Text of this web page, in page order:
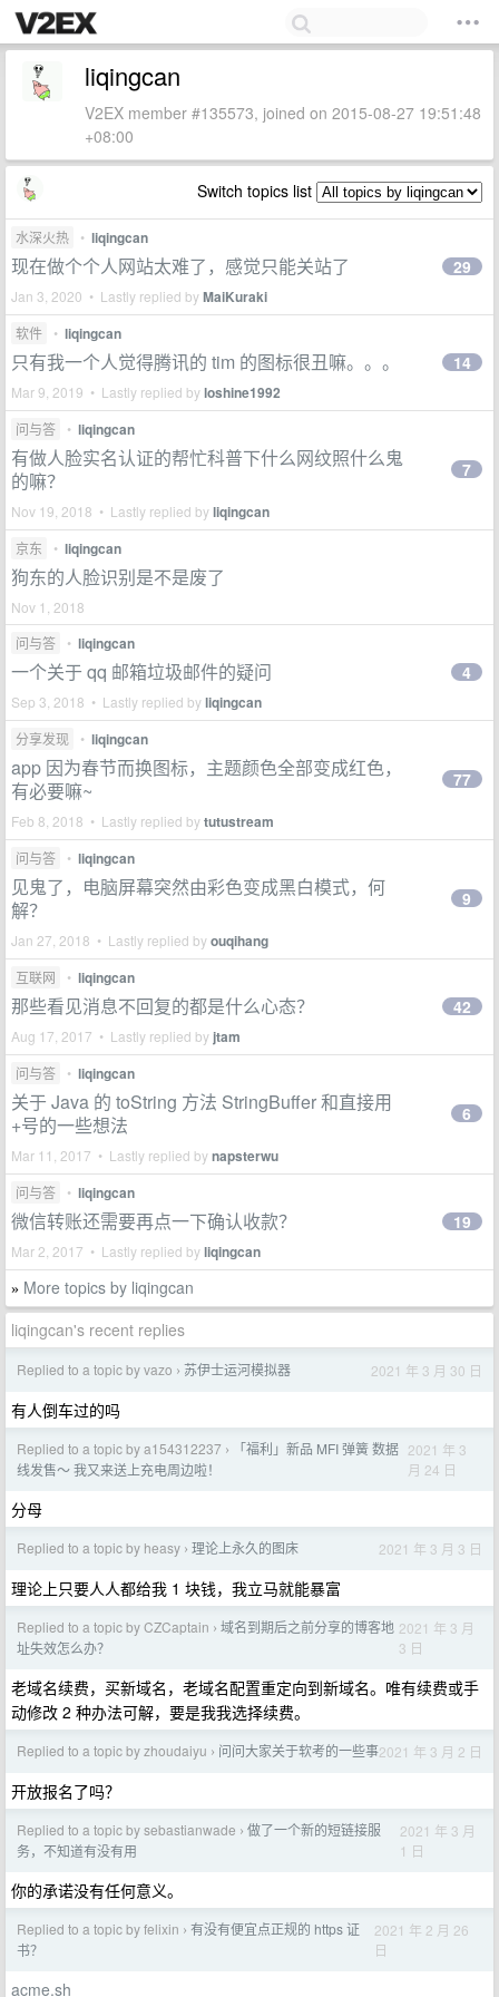
liqingcan
V2EX member #135573, joined on 2015-08-27 19:51:48
+08:00
Switch topics list
水深火热 • liqingcan
现在做个个人网站太难了，感觉只能关站了
Jan 3, 2020 • Lastly replied byMaiKuraki
29
软件 • liqingcan
只有我一个人觉得腾讯的 tim 的图标很丑嘛。。。
Mar 9, 2019 • Lastly replied byloshine1992
14
问与答 • liqingcan
有做人脸实名认证的帮忙科普下什么网纹照什么鬼
的嘛？
Nov 19, 2018 • Lastly replied byliqingcan
7
京东 • liqingcan
狗东的人脸识别是不是废了
Nov 1, 2018
问与答
• liqingcan
一个关于 qq 邮箱垃圾邮件的疑问
Sep 3, 2018 • Lastly replied byliqingcan
4
分享发现 • liqingcan
app 因为春节而换图标，主题颜色全部变成红色，
有必要嘛~
Feb 8, 2018 • Lastly replied bytutustream
77
问与答 • liqingcan
见鬼了，电脑屏幕突然由彩色变成黑白模式，何
解？
Jan 27, 2018 • Lastly replied byouqihang
9
互联网 • liqingcan
那些看见消息不回复的都是什么心态？
Aug 17, 2017 • Lastly replied by jtam
42
问与答 • liqingcan
关于 Java 的 toString 方法 StringBuffer 和直接用
+号的一些想法
Mar 11, 2017 • Lastly replied bynapsterwu
6
问与答 • liqingcan
微信转账还需要再点一下确认收款？
Mar 2, 2017 • Lastly replied byliqingcan
19
» More topics by liqingcan
liqingcan's recent replies
Replied to a topic by vazo › 苏伊士运河模拟器 2021 年 3 月 30 日
有人倒车过的吗
Replied to a topic by a154312237 ›
「福利」新品 MFI 弹簧 数据
线发售～ 我又来送上充电周边啦！
2021 年 3
月 24 日
分母
Replied to a topic by heasy › 理论上永久的图床 2021 年 3 月 3 日
理论上只要人人都给我 1 块钱，我立马就能暴富
Replied to a topic by CZCaptain › 域名到期后之前分享的博客地
址失效怎么办？
2021 年 3 月
3 日
老域名续费，买新域名，老域名配置重定向到新域名。唯有续费或手
动修改 2 种办法可解，要是我我选择续费。
Replied to a topic by zhoudaiyu › 问问大家关于软考的一些事2021 年 3 月 2 日
开放报名了吗？
Replied to a topic by sebastianwade › 做了一个新的短链接服
务，不知道有没有用
2021 年 3 月
1 日
你的承诺没有任何意义。
Replied to a topic by felixin › 有没有便宜点正规的 https 证
书？
2021 年 2 月 26
日
acme.sh